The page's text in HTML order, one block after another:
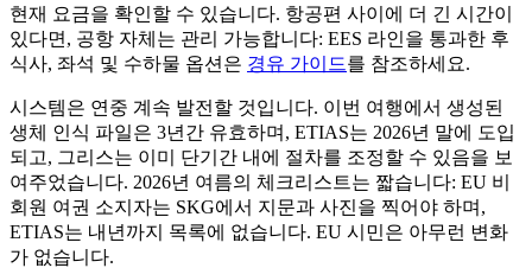
현재 요금을 확인할 수 있습니다. 항공편 사이에 더 긴 시간이
있다면, 공항 자체는 관리 가능합니다: EES 라인을 통과한 후
식사, 좌석 및 수하물 옵션은 경유 가이드를 참조하세요.
시스템은 연중 계속 발전할 것입니다. 이번 여행에서 생성된
생체 인식 파일은 3년간 유효하며, ETIAS는 2026년 말에 도입
되고, 그리스는 이미 단기간 내에 절차를 조정할 수 있음을 보
여주었습니다. 2026년 여름의 체크리스트는 짧습니다: EU 비
회원 여권 소지자는 SKG에서 지문과 사진을 찍어야 하며,
ETIAS는 내년까지 목록에 없습니다. EU 시민은 아무런 변화
가 없습니다.